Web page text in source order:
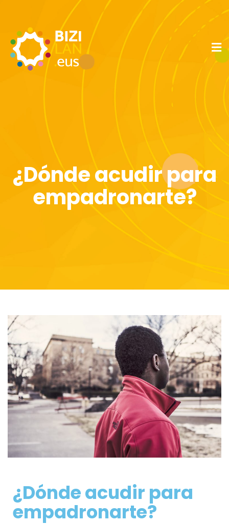
¿Dónde acudir para
empadronarte?
¿Dónde acudir para
empadronarte?